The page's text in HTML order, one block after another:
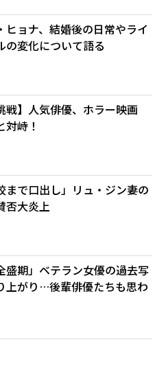
ヒョナ、結婚後の日常やライ
の変化について語る
戦】人気俳優、ホラー映画
対峙！
まで口出し」リュ・ジン妻の
否大炎上
盛期」ベテラン女優の過去写
上がり…後輩俳優たちも思わ